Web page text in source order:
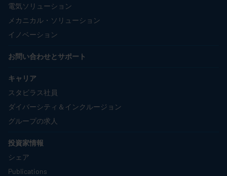
電気ソリューション
メカニカル・ソリューション
イノベーション
お問い合わせとサポート
キャリア
スタビラス社員
ダイバーシティ＆インクルージョン
グループの求人
投資家情報
シェア
Publications